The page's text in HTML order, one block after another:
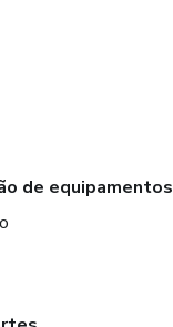
de equipamentos